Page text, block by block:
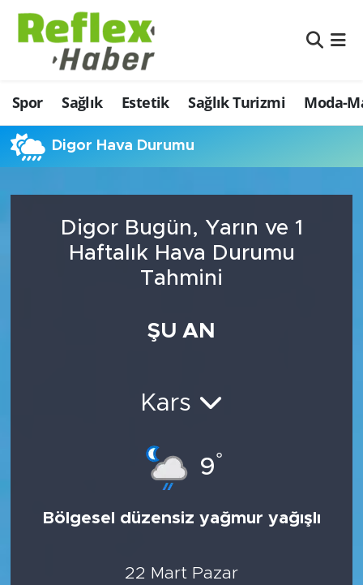
Spor Sağlık Estetik Sağlık Turizmi Moda-
Digor Hava Durumu
Digor Bugün, Yarın ve 1
Haftalık Hava Durumu
Tahmini
ŞU AN
Kars
9°
Bölgesel düzensiz yağmur yağışlı
22 Mart Pazar
Eğitim
Estetik
Firmalardan
İş ve Ekonomi
Moda-Magazin-Eğlence
Nöbetçi Eczaneler
Hava Durumu
Namaz Vakitleri
Şampiyonlar Ligi Puan Durumu ve Fikstür
Tüm Manşetler